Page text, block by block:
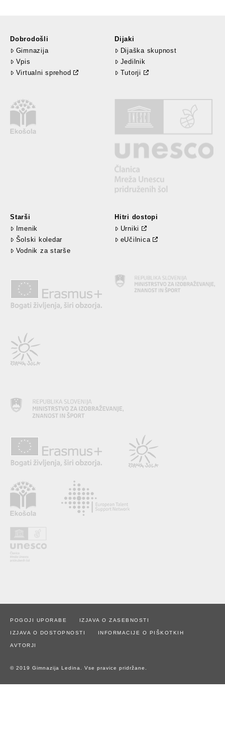
Dobrodošli
Gimnazija
Vpis
Virtualni sprehod
Dijaki
Dijaška skupnost
Jedilnik
Tutorji
Starši
Imenik
Šolski koledar
Vodnik za starše
Hitri dostopi
Urniki
eUčilnica
POGOJI UPORABE IZJAVA O ZASEBNOSTI
IZJAVA O DOSTOPNOSTI INFORMACIJE O PIŠKOTKIH
AVTORJI
© 2019 Gimnazija Ledina. Vse pravice pridržane.